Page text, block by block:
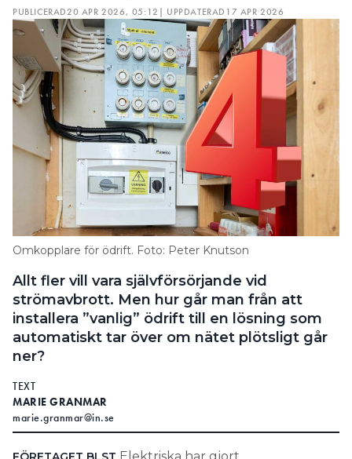
PUBLICERAD20 APR 2026, 05:12 | UPPDATERAD 17 APR 2026
Omkopplare för ödrift. Foto: Peter Knutson
Allt fler vill vara självförsörjande vid
strömavbrott. Men hur går man från att
installera ”vanlig” ödrift till en lösning som
automatiskt tar över om nätet plötsligt går
ner?
TEXT
MARIE GRANMAR
marie.granmar@in.se